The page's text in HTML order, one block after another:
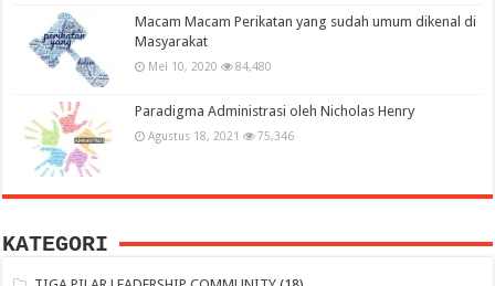
Macam Macam Perikatan yang sudah umum dikenal di
Masyarakat
Mei 10, 2020 84,480
Paradigma Administrasi oleh Nicholas Henry
Agustus 18, 2021 75,346
KATEGORI